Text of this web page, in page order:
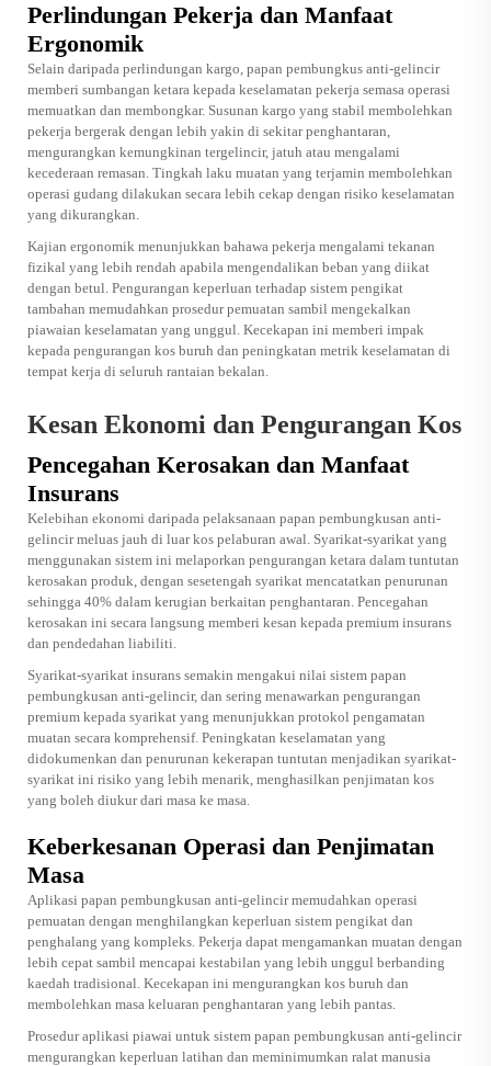
Perlindungan Pekerja dan Manfaat
Ergonomik
Selain daripada perlindungan kargo, papan pembungkus anti-gelincir
memberi sumbangan ketara kepada keselamatan pekerja semasa operasi
memuatkan dan membongkar. Susunan kargo yang stabil membolehkan
pekerja bergerak dengan lebih yakin di sekitar penghantaran,
mengurangkan kemungkinan tergelincir, jatuh atau mengalami
kecederaan remasan. Tingkah laku muatan yang terjamin membolehkan
operasi gudang dilakukan secara lebih cekap dengan risiko keselamatan
yang dikurangkan.
Kajian ergonomik menunjukkan bahawa pekerja mengalami tekanan
fizikal yang lebih rendah apabila mengendalikan beban yang diikat
dengan betul. Pengurangan keperluan terhadap sistem pengikat
tambahan memudahkan prosedur pemuatan sambil mengekalkan
piawaian keselamatan yang unggul. Kecekapan ini memberi impak
kepada pengurangan kos buruh dan peningkatan metrik keselamatan di
tempat kerja di seluruh rantaian bekalan.
Kesan Ekonomi dan Pengurangan Kos
Pencegahan Kerosakan dan Manfaat
Insurans
Kelebihan ekonomi daripada pelaksanaan papan pembungkusan anti-
gelincir meluas jauh di luar kos pelaburan awal. Syarikat-syarikat yang
menggunakan sistem ini melaporkan pengurangan ketara dalam tuntutan
kerosakan produk, dengan sesetengah syarikat mencatatkan penurunan
sehingga 40% dalam kerugian berkaitan penghantaran. Pencegahan
kerosakan ini secara langsung memberi kesan kepada premium insurans
dan pendedahan liabiliti.
Syarikat-syarikat insurans semakin mengakui nilai sistem papan
pembungkusan anti-gelincir, dan sering menawarkan pengurangan
premium kepada syarikat yang menunjukkan protokol pengamatan
muatan secara komprehensif. Peningkatan keselamatan yang
didokumenkan dan penurunan kekerapan tuntutan menjadikan syarikat-
syarikat ini risiko yang lebih menarik, menghasilkan penjimatan kos
yang boleh diukur dari masa ke masa.
Keberkesanan Operasi dan Penjimatan
Masa
Aplikasi papan pembungkusan anti-gelincir memudahkan operasi
pemuatan dengan menghilangkan keperluan sistem pengikat dan
penghalang yang kompleks. Pekerja dapat mengamankan muatan dengan
lebih cepat sambil mencapai kestabilan yang lebih unggul berbanding
kaedah tradisional. Kecekapan ini mengurangkan kos buruh dan
membolehkan masa keluaran penghantaran yang lebih pantas.
Prosedur aplikasi piawai untuk sistem papan pembungkusan anti-gelincir
mengurangkan keperluan latihan dan meminimumkan ralat manusia